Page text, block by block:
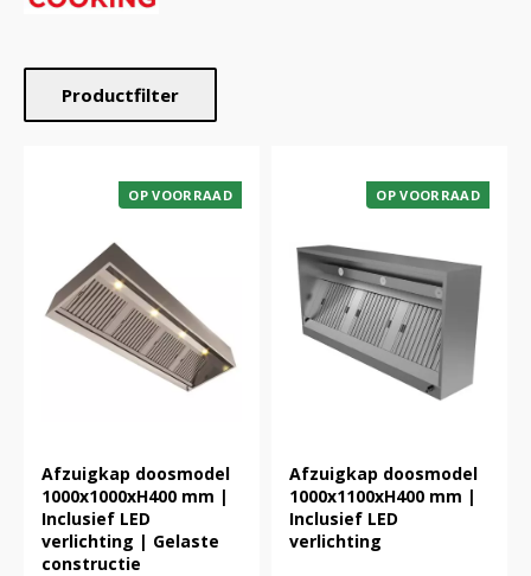
Productfilter
OP VOORRAAD
Afzuigkap doosmodel
1000x1000xH400 mm |
Inclusief LED
verlichting | Gelaste
constructie
OP VOORRAAD
Afzuigkap doosmodel
1000x1100xH400 mm |
Inclusief LED
verlichting